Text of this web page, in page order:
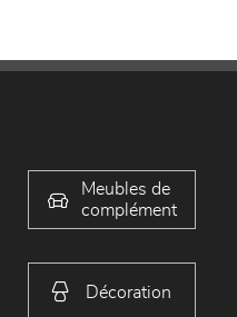
Meubles de
complément
Décoration